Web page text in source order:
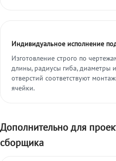
Индивидуальное исполнение
Изготовление строго по
длины, радиусы гиба, диаметры
отверстий соответствуют
ячейки.
Дополнительно для
сборщика